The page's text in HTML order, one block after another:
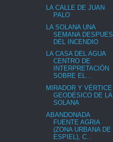
LA CALLE DE JUAN
PALO
LA SOLANA UNA
SEMANA DESPUES
DEL INCENDIO
LA CASA DEL AGUA
CENTRO DE
INTERPRETACIÓN
SOBRE EL...
MIRADOR Y VÉRTICE
GEODÉSICO DE LA
SOLANA
ABANDONADA
FUENTE AGRIA
(ZONA URBANA DE
ESPIEL), C...